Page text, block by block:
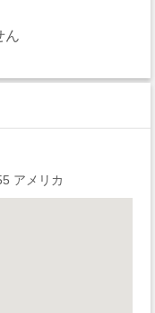
ん
アメリカ